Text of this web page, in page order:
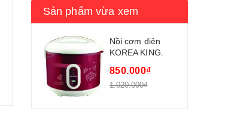
Sản phẩm vừa xem
Nồi cơm điện
KOREA KING.
850.000₫
1.020.000₫